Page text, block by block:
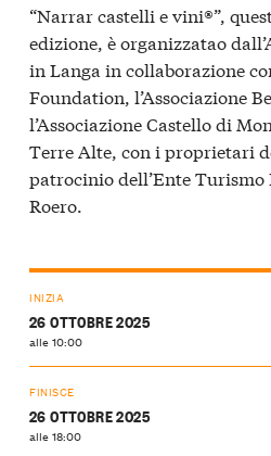
“Narrar castelli e vini®”,
edizione, è organizzatao
in Langa in collaborazione
Foundation, l’Associazione
l’Associazione Castello di
Terre Alte, con i proprietari
patrocinio dell’Ente
Roero.
INIZIA
26 OTTOBRE 2025
alle 10:00
FINISCE
26 OTTOBRE 2025
alle 18:00